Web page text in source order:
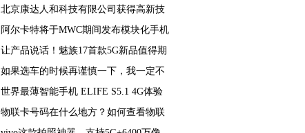
北京康达人和科技有限公司获得高新技
术企业证书
阿尔卡特将于MWC期间发布模块化手机
让产品说话！魅族17首款5G新品值得期
待，小米10的亮点他都有
如果选车的时候再谨慎一下，我一定不
会错过新自由光2.0T
世界最薄智能手机 ELIFE S5.1 4G体验
物联卡号码在什么地方？如何查看物联
网卡号码